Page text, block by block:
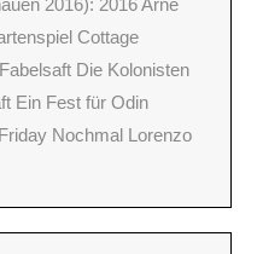
2016): 2016 Arne
Cottage
Die Kolonisten
Ein Fest für Odin
Nochmal Lorenzo